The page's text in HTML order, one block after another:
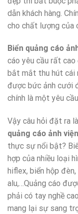
dẫn khách hàng.
cho chất lượng của
Biển quảng cáo
cáo yêu cầu rất
bắt mắt thu hút cái
được bức ảnh cưới
chính là một yêu
Vậy câu hỏi đặt ra
quảng cáo ảnh
thực sự nổi bật?
hợp của nhiều loại
hiflex, biển hộp
alu,…Quảng cáo
phải có tay nghề
mang lại sự sang